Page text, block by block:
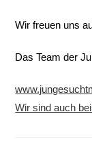
Wir freuen uns
Das Team der
Wir sind auch